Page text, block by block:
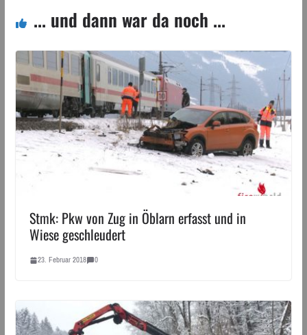
... und dann war da noch ...
Stmk: Pkw von Zug in Öblarn erfasst und in
Wiese geschleudert
23. Februar 2018 0